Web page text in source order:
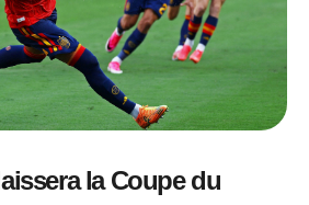
la Coupe du